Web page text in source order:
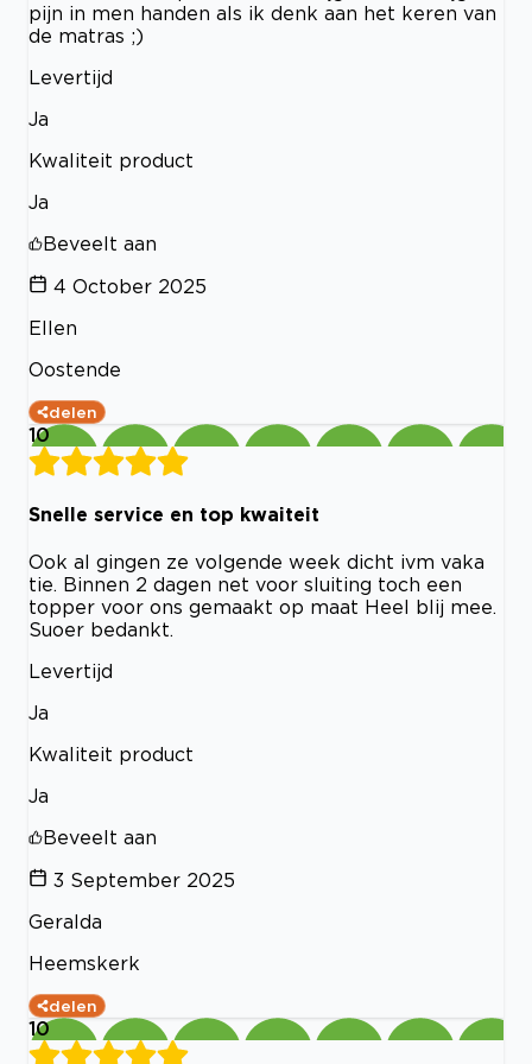
pijn in men handen als ik denk aan het keren van
de matras ;)
Levertijd
Ja
Kwaliteit product
Ja
Beveelt aan
4 October 2025
Ellen
Oostende
delen
10
Snelle service en top kwaiteit
Ook al gingen ze volgende week dicht ivm vaka
tie. Binnen 2 dagen net voor sluiting toch een
topper voor ons gemaakt op maat Heel blij mee.
Suoer bedankt.
Levertijd
Ja
Kwaliteit product
Ja
Beveelt aan
3 September 2025
Geralda
Heemskerk
delen
10